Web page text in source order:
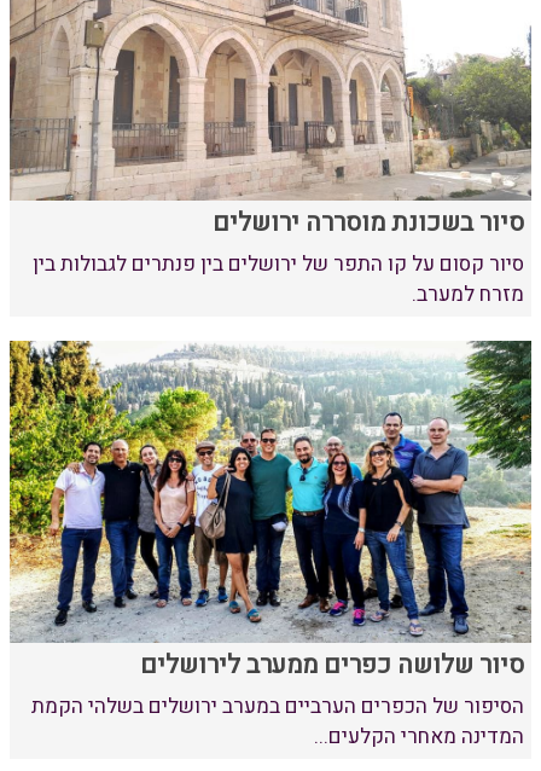
סיור בשכונת מוסררה ירושלים
סיור קסום על קו התפר של ירושלים בין פנתרים לגבולות בין
מזרח למערב.
סיור שלושה כפרים ממערב לירושלים
הסיפור של הכפרים הערביים במערב ירושלים בשלהי הקמת
המדינה מאחרי הקלעים...